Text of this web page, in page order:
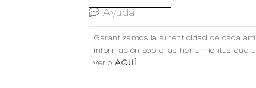
Ayuda
Garantizamos la autenticidad de cada
información sobre las herramientas que
verlo AQUÍ